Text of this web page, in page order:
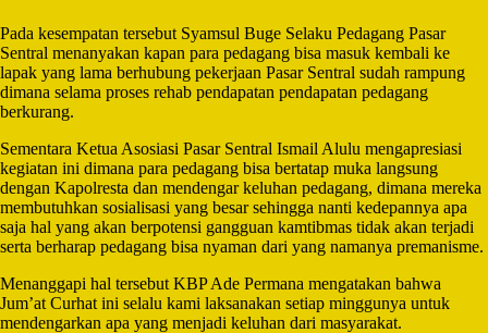
Pada kesempatan tersebut Syamsul Buge Selaku Pedagang Pasar
Sentral menanyakan kapan para pedagang bisa masuk kembali ke
lapak yang lama berhubung pekerjaan Pasar Sentral sudah rampung
dimana selama proses rehab pendapatan pendapatan pedagang
berkurang.
Sementara Ketua Asosiasi Pasar Sentral Ismail Alulu mengapresiasi
kegiatan ini dimana para pedagang bisa bertatap muka langsung
dengan Kapolresta dan mendengar keluhan pedagang, dimana mereka
membutuhkan sosialisasi yang besar sehingga nanti kedepannya apa
saja hal yang akan berpotensi gangguan kamtibmas tidak akan terjadi
serta berharap pedagang bisa nyaman dari yang namanya premanisme.
Menanggapi hal tersebut KBP Ade Permana mengatakan bahwa
Jum’at Curhat ini selalu kami laksanakan setiap minggunya untuk
mendengarkan apa yang menjadi keluhan dari masyarakat.